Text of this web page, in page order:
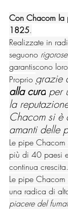
Con Chacom la
1825.
Realizzate in
seguono
garantiscono
Proprio grazie
alla cura per
la
Chacom si è
amanti delle
Le pipe
più di 40 paesi
continua crescita.
Le pipe Chacom
una radica di
piacere del